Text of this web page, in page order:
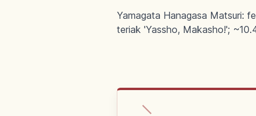
Yamagata Hanagasa Matsuri:
teriak 'Yassho, Makasho!';